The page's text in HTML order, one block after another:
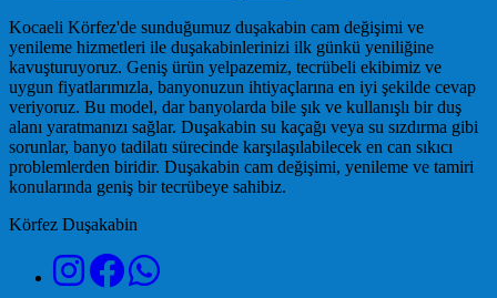
Kocaeli Körfez'de sunduğumuz duşakabin cam değişimi ve
yenileme hizmetleri ile duşakabinlerinizi ilk günkü yeniliğine
kavuşturuyoruz. Geniş ürün yelpazemiz, tecrübeli ekibimiz ve
uygun fiyatlarımızla, banyonuzun ihtiyaçlarına en iyi şekilde cevap
veriyoruz. Bu model, dar banyolarda bile şık ve kullanışlı bir duş
alanı yaratmanızı sağlar. Duşakabin su kaçağı veya su sızdırma gibi
sorunlar, banyo tadilatı sürecinde karşılaşılabilecek en can sıkıcı
problemlerden biridir. Duşakabin cam değişimi, yenileme ve tamiri
konularında geniş bir tecrübeye sahibiz.
Körfez Duşakabin